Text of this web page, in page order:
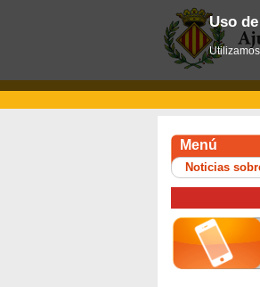
Menú
Noticias
Uso